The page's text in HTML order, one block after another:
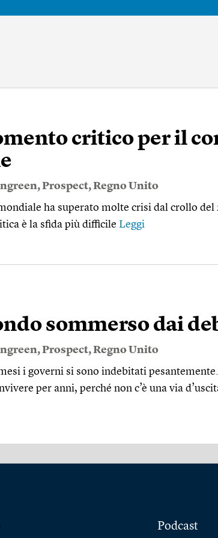
critico per il
,Prospect,Regno Unito
ha superato molte crisi dal crollo
è la sfida più difficile Leggi
sommerso dai
,Prospect,Regno Unito
i governi si sono indebitati
per anni, perché non c’è una via
Podcast